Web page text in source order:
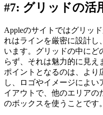
#7: グリッドの活
Appleのサイトではグリッ
れはラインを厳密に設計し
います。グリッドの中にど
らず、それは魅力的に見え
ポイントとなるのは、より
し、ロゴやイメージによい
イアウトで、他のエリアの
のボックスを使うことです。